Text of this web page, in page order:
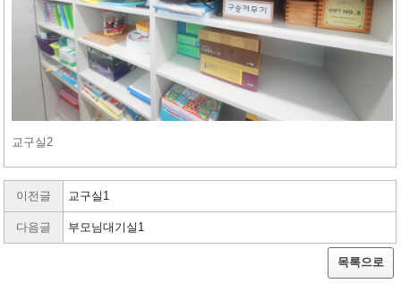
교구실2
이전글 교구실1
다음글 부모님대기실1
목록으로